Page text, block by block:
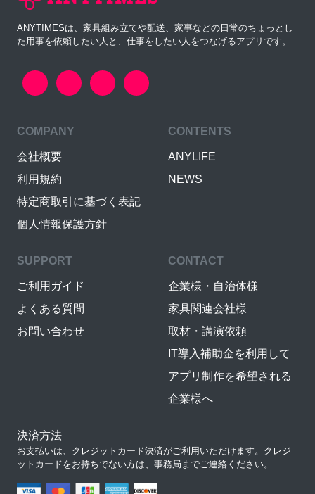
ANYTIMESは、家具組み立てや配送、家事などの日常のちょっとし
た用事を依頼したい人と、仕事をしたい人をつなげるアプリです。
COMPANY
会社概要
利用規約
特定商取引に基づく表記
個人情報保護方針
CONTENTS
ANYLIFE
NEWS
SUPPORT
ご利用ガイド
よくある質問
お問い合わせ
CONTACT
企業様・自治体様
家具関連会社様
取材・講演依頼
IT導入補助金を利用して
アプリ制作を希望される
企業様へ
決済方法
お支払いは、クレジットカード決済がご利用いただけます。クレジ
ットカードをお持ちでない方は、事務局までご連絡ください。